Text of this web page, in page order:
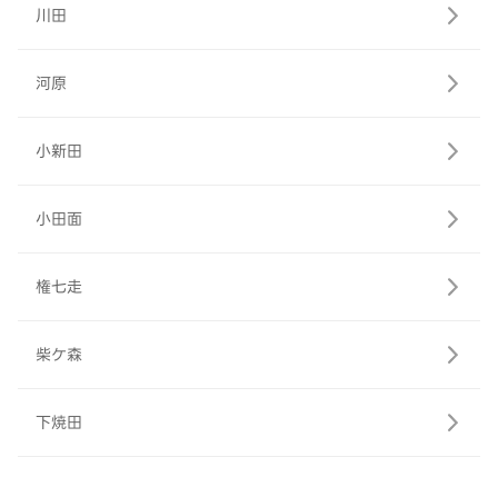
川田
河原
小新田
小田面
権七走
柴ケ森
下焼田